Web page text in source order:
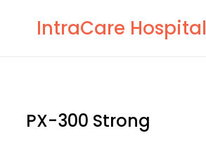
IntraCare Hospital
PX-300 Strong